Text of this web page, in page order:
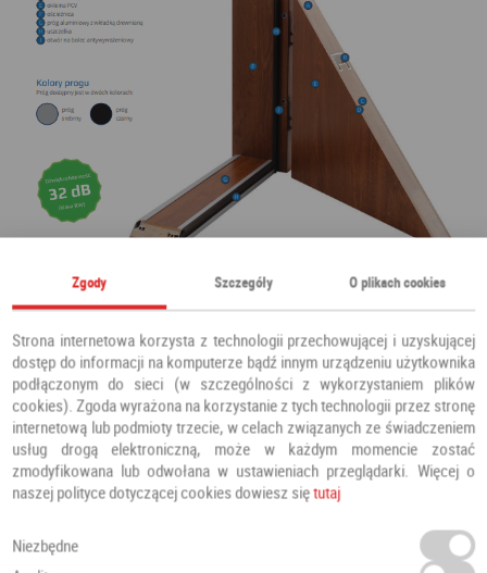
Zgody Szczegóły O plikach cookies
Strona internetowa korzysta z technologii przechowującej i uzyskującej
dostęp do informacji na komputerze bądź innym urządzeniu użytkownika
podłączonym do sieci (w szczególności z wykorzystaniem plików
cookies). Zgoda wyrażona na korzystanie z tych technologii przez stronę
internetową lub podmioty trzecie, w celach związanych ze świadczeniem
usług drogą elektroniczną, może w każdym momencie zostać
zmodyfikowana lub odwołana w ustawieniach przeglądarki. Więcej o
naszej polityce dotyczącej cookies dowiesz siętutaj
Niezbędne